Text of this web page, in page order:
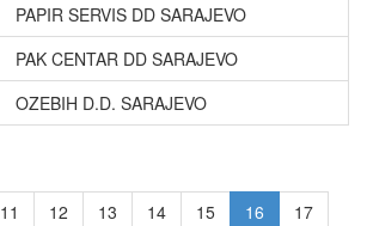
PAPIR SERVIS DD SARAJEVO
PAK CENTAR DD SARAJEVO
OZEBIH D.D. SARAJEVO
11 12 13 14 15 16
17